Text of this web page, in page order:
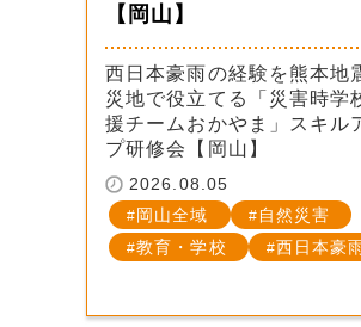
【岡山】
西日本豪雨の経験を熊本地
災地で役立てる「災害時学
援チームおかやま」スキル
プ研修会【岡山】
2026.08.05
岡山全域
自然災害
教育・学校
西日本豪